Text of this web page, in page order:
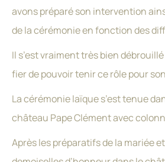
avons préparé son intervention
de la cérémonie en fonction des
Il s’est vraiment très bien
fier de pouvoir tenir ce rôle pour
La cérémonie laïque s’est tenue
château Pape Clément avec
Après les préparatifs de la mariée